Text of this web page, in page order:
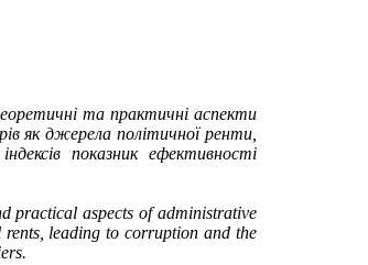
та практичні аспекти
як джерела політичної ренти,
показник ефективності
practical aspects of administrative
leading to corruption and the